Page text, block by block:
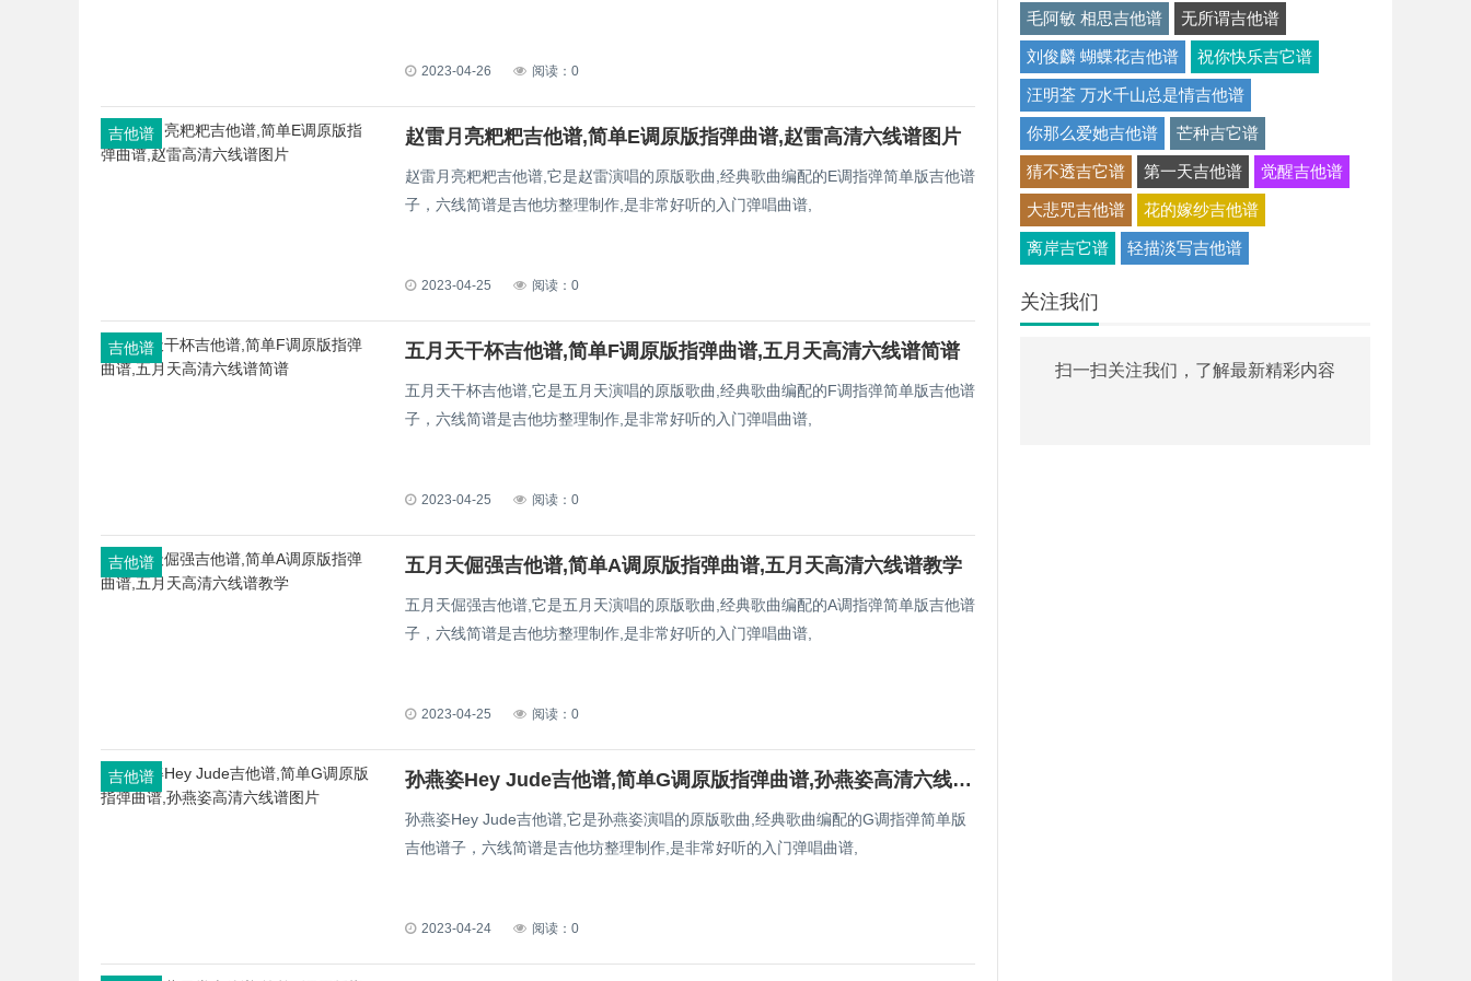
2023-04-26 阅读：0
吉他谱 赵雷月亮粑粑吉他谱,简单E调原版指弹曲谱,赵雷高清六线谱图片
赵雷月亮粑粑吉他谱,它是赵雷演唱的原版歌曲,经典歌曲编配的E调指弹简单版吉他谱
子，六线简谱是吉他坊整理制作,是非常好听的入门弹唱曲谱,
2023-04-25 阅读：0
吉他谱 五月天干杯吉他谱,简单F调原版指弹曲谱,五月天高清六线谱简谱
五月天干杯吉他谱,它是五月天演唱的原版歌曲,经典歌曲编配的F调指弹简单版吉他谱
子，六线简谱是吉他坊整理制作,是非常好听的入门弹唱曲谱,
2023-04-25 阅读：0
吉他谱 五月天倔强吉他谱,简单A调原版指弹曲谱,五月天高清六线谱教学
五月天倔强吉他谱,它是五月天演唱的原版歌曲,经典歌曲编配的A调指弹简单版吉他谱
子，六线简谱是吉他坊整理制作,是非常好听的入门弹唱曲谱,
2023-04-25 阅读：0
吉他谱 孙燕姿Hey Jude吉他谱,简单G调原版指弹曲谱,孙燕姿高清六线谱图片
孙燕姿Hey Jude吉他谱,它是孙燕姿演唱的原版歌曲,经典歌曲编配的G调指弹简单版
吉他谱子，六线简谱是吉他坊整理制作,是非常好听的入门弹唱曲谱,
2023-04-24 阅读：0
毛阿敏 相思吉他谱 无所谓吉他谱
刘俊麟 蝴蝶花吉他谱 祝你快乐吉它谱
汪明荃 万水千山总是情吉他谱
你那么爱她吉他谱 芒种吉它谱
猜不透吉它谱 第一天吉他谱 觉醒吉他谱
大悲咒吉他谱 花的嫁纱吉他谱
离岸吉它谱 轻描淡写吉他谱
关注我们
扫一扫关注我们，了解最新精彩内容